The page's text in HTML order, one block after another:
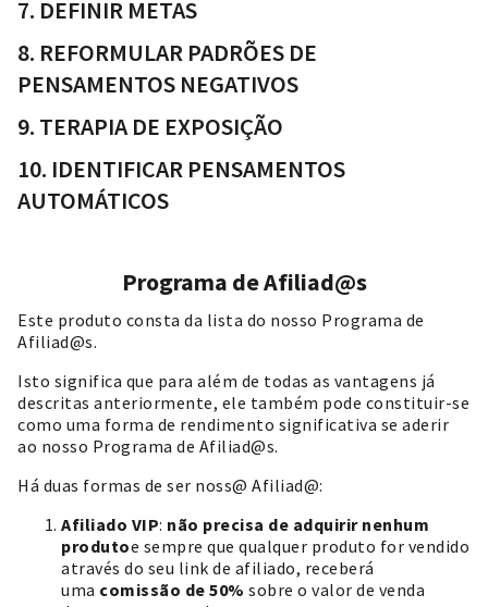
7. DEFINIR METAS
8. REFORMULAR PADRÕES DE
PENSAMENTOS NEGATIVOS
9. TERAPIA DE EXPOSIÇÃO
10. IDENTIFICAR PENSAMENTOS
AUTOMÁTICOS
Programa de Afiliad@s
Este produto consta da lista do nosso Programa de
Afiliad@s.
Isto significa que para além de todas as vantagens já
descritas anteriormente, ele também pode constituir-se
como uma forma de rendimento significativa se aderir
ao nosso Programa de Afiliad@s.
Há duas formas de ser noss@ Afiliad@:
Afiliado VIP: não precisa de adquirir nenhum
produtoe sempre que qualquer produto for vendido
através do seu link de afiliado, receberá
uma comissão de 50% sobre o valor de venda